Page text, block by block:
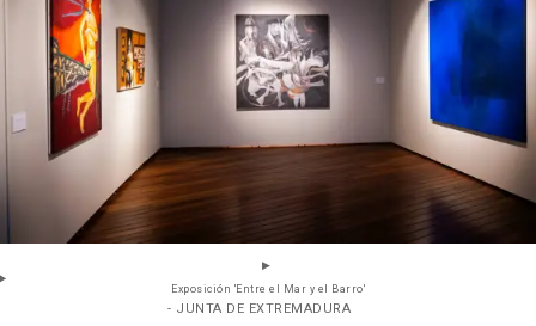
Exposición 'Entre el Mar y el Barro'
- JUNTA DE EXTREMADURA